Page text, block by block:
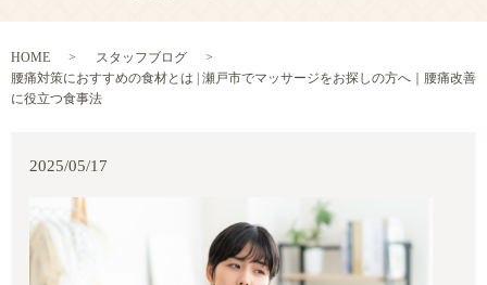
HOME
スタッフブログ
腰痛対策におすすめの食材とは | 瀬戸市でマッサージをお探しの方へ｜腰痛改善
に役立つ食事法
2025/05/17